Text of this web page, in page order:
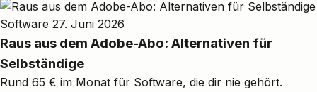
Software 27. Juni 2026
Raus aus dem Adobe-Abo: Alternativen für
Selbständige
Rund 65 € im Monat für Software, die dir nie gehört.